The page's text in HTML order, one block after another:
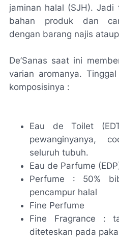
jaminan halal (SJH).
bahan produk dan
dengan barang najis
De’Sanas saat ini
varian aromanya.
komposisinya :
Eau de Toilet
pewanginyanya,
seluruh tubuh.
Eau de Parfume
Perfume : 50%
pencampur halal
Fine Perfume
Fine Fragrance :
diteteskan pada